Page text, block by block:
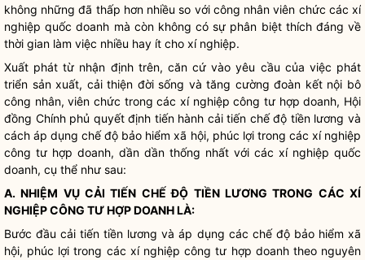
không những đã thấp hơn nhiều so với công nhân viên chức các xí
nghiệp quốc doanh mà còn không có sự phân biệt thích đáng về
thời gian làm việc nhiều hay ít cho xí nghiệp.
Xuất phát từ nhận định trên, căn cứ vào yêu cầu của việc phát
triển sản xuất, cải thiện đời sống và tăng cường đoàn kết nội bô
công nhân, viên chức trong các xí nghiệp công tư hợp doanh, Hội
đồng Chính phủ quyết định tiến hành cải tiến chế độ tiền lương và
cách áp dụng chế độ bảo hiểm xã hội, phúc lợi trong các xí nghiệp
công tư hợp doanh, dần dần thống nhất với các xí nghiệp quốc
doanh, cụ thể như sau:
A. NHIỆM VỤ CẢI TIẾN CHẾ ĐỘ TIỀN LƯƠNG TRONG CÁC XÍ
NGHIỆP CÔNG TƯ HỢP DOANH LÀ:
Bước đầu cải tiến tiền lương và áp dụng các chế độ bảo hiểm xã
hội, phúc lợi trong các xí nghiệp công tư hợp doanh theo nguyên